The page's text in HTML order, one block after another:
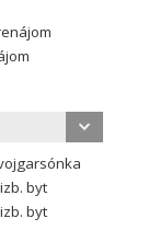
byt
byt